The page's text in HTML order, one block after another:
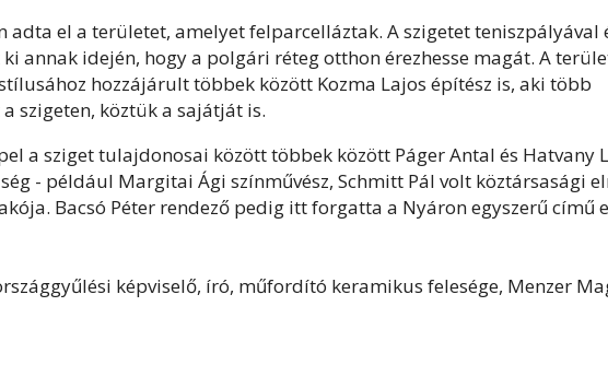
adta el a területet, amelyet felparcelláztak. A szigetet teniszpályával
annak idején, hogy a polgári réteg otthon érezhesse magát. A
hozzájárult többek között Kozma Lajos építész is, aki több
szigeten, köztük a sajátját is.
a sziget tulajdonosai között többek között Páger Antal és Hatvany
- például Margitai Ági színművész, Schmitt Pál volt köztársasági
Bacsó Péter rendező pedig itt forgatta a Nyáron egyszerű című
képviselő, író, műfordító keramikus felesége, Menzer